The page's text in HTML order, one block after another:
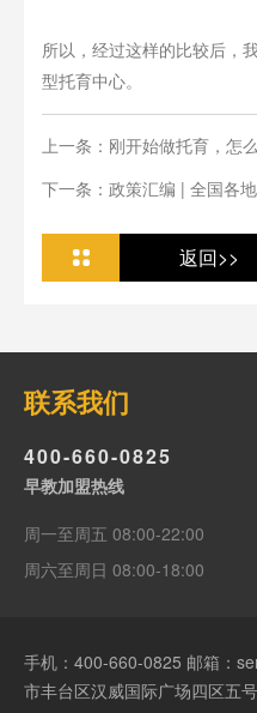
所以，经过这样的比较后，
型托育中心。
上一条：刚开始做托育，怎
下一条：政策汇编 | 全国各
返回>>
联系我们
400-660-0825
早教加盟热线
周一至周五 08:00-22:00
周六至周日 08:00-18:00
手机： 400-660-0825 邮箱：
市丰台区汉威国际广场四区五